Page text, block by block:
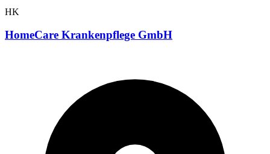
HK
HomeCare Krankenpflege GmbH